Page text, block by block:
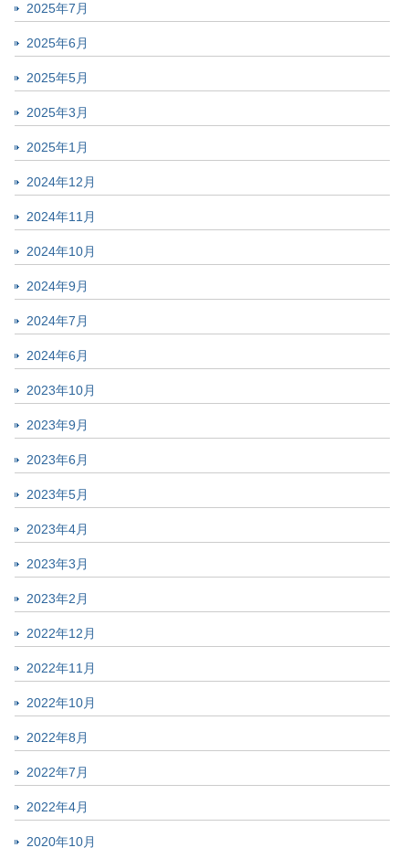
2025年7月
2025年6月
2025年5月
2025年3月
2025年1月
2024年12月
2024年11月
2024年10月
2024年9月
2024年7月
2024年6月
2023年10月
2023年9月
2023年6月
2023年5月
2023年4月
2023年3月
2023年2月
2022年12月
2022年11月
2022年10月
2022年8月
2022年7月
2022年4月
2020年10月